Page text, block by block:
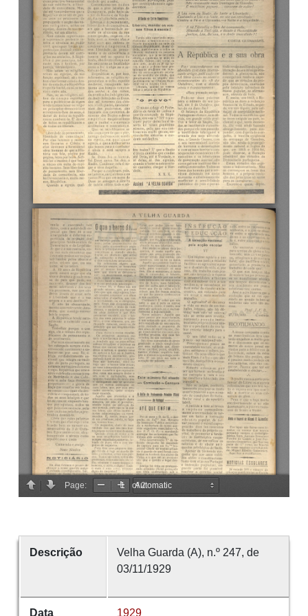
Descrição
Velha Guarda (A), n.º 247, de
03/11/1929
Data 1929